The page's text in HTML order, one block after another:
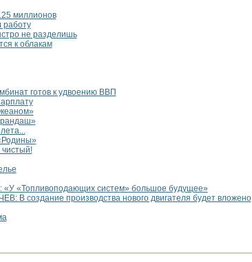
миллионов
работу
не разделишь
к облакам
готов к удвоению ВВП
чистый!
«Топливоподающих систем» большое будущее»
В создание производства нового двигателя будет вложено